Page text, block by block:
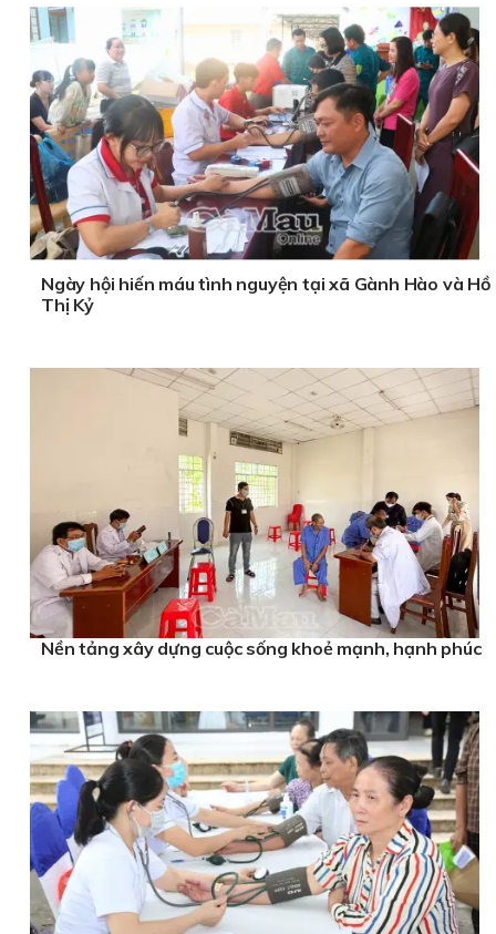
Ngày hội hiến máu tình nguyện tại xã Gành Hào và Hồ
Thị Kỷ
Nền tảng xây dựng cuộc sống khoẻ mạnh, hạnh phúc